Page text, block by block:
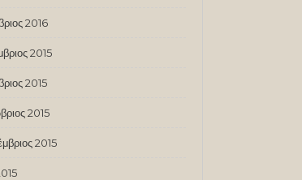
2016
2015
2015
2015
2015